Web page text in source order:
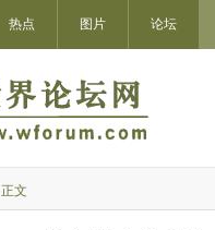
热点 图片 论坛
正文